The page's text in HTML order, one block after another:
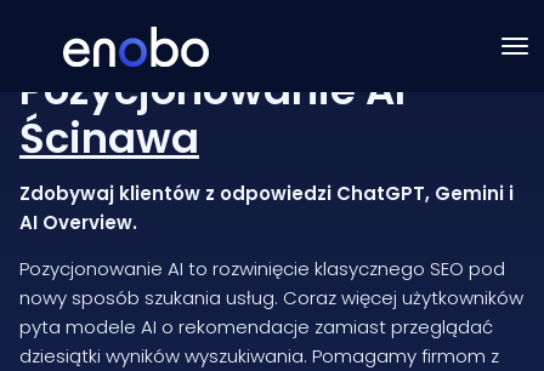
Pozycjonowanie AI
Ścinawa
Zdobywaj klientów z odpowiedzi ChatGPT, Gemini i
AI Overview.
Pozycjonowanie AI to rozwinięcie klasycznego SEO pod
nowy sposób szukania usług. Coraz więcej użytkowników
pyta modele AI o rekomendacje zamiast przeglądać
dziesiątki wyników wyszukiwania. Pomagamy firmom z